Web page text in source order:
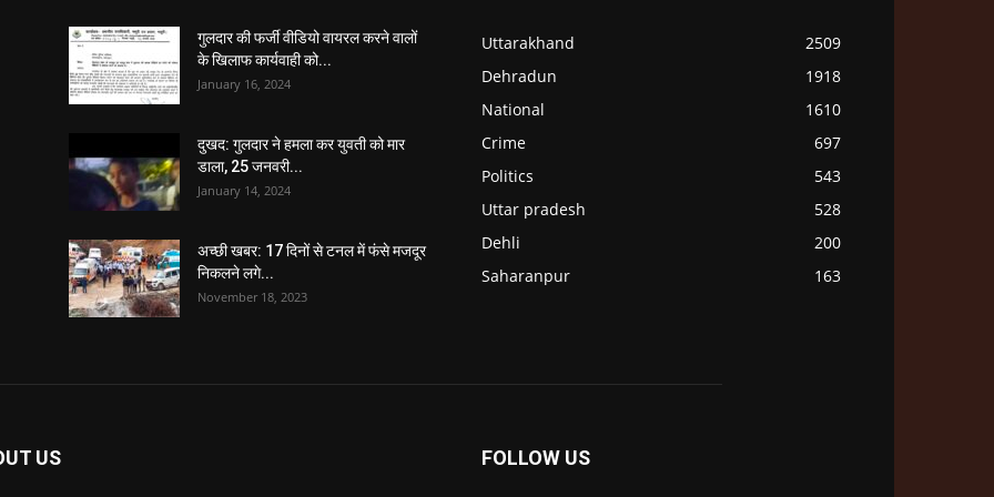
गुलदार की फर्जी वीडियो वायरल करने वालों
के खिलाफ कार्यवाही को...
January 16, 2024
दुखद: गुलदार ने हमला कर युवती को मार
डाला, 25 जनवरी...
January 14, 2024
अच्छी खबर: 17 दिनों से टनल में फंसे मजदूर
निकलने लगे...
November 18, 2023
Uttarakhand
2509
Dehradun
1918
National
1610
Crime
697
Politics
543
Uttar pradesh
528
Dehli
200
Saharanpur
163
US FOLLOW US